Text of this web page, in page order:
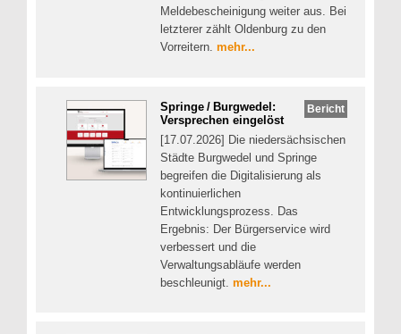
Meldebescheinigung weiter aus. Bei
letzterer zählt Oldenburg zu den
Vorreitern. mehr...
Bericht
Springe / Burgwedel:
Versprechen eingelöst
[17.07.2026] Die niedersächsischen
Städte Burgwedel und Springe
begreifen die Digitalisierung als
kontinuierlichen
Entwicklungsprozess. Das
Ergebnis: Der Bürgerservice wird
verbessert und die
Verwaltungsabläufe werden
beschleunigt. mehr...